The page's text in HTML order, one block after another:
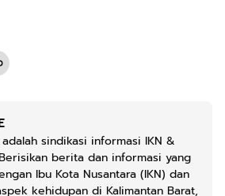
adalah sindikasi informasi IKN &
berita dan informasi yang
Ibu Kota Nusantara (IKN) dan
kehidupan di Kalimantan Barat,